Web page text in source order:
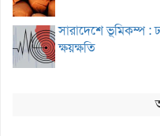
সারাদেশে ভূমিকম্প :
ক্ষয়ক্ষতি